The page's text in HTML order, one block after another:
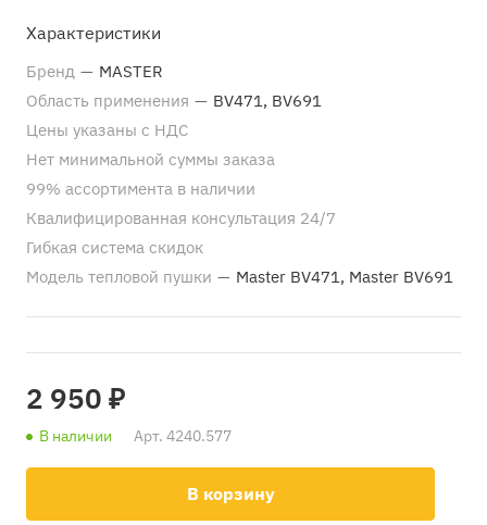
Характеристики
Бренд — MASTER
Область применения — BV471, BV691
Цены указаны с НДС
Нет минимальной суммы заказа
99% ассортимента в наличии
Квалифицированная консультация 24/7
Гибкая система скидок
Модель тепловой пушки — Master BV471, Master BV691
2 950 ₽
В наличии Арт. 4240.577
В корзину